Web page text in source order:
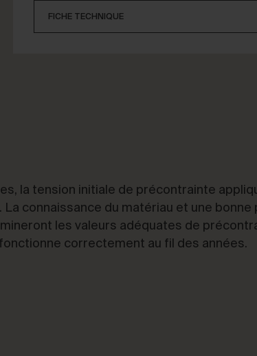
FICHE TECHNIQUE
la tension initiale de précontrainte
La connaissance du matériau et une bonne
les valeurs adéquates de
correctement au fil des années.